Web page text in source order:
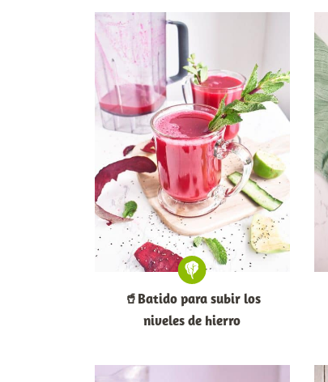
🥤Batido para subir los
niveles de hierro